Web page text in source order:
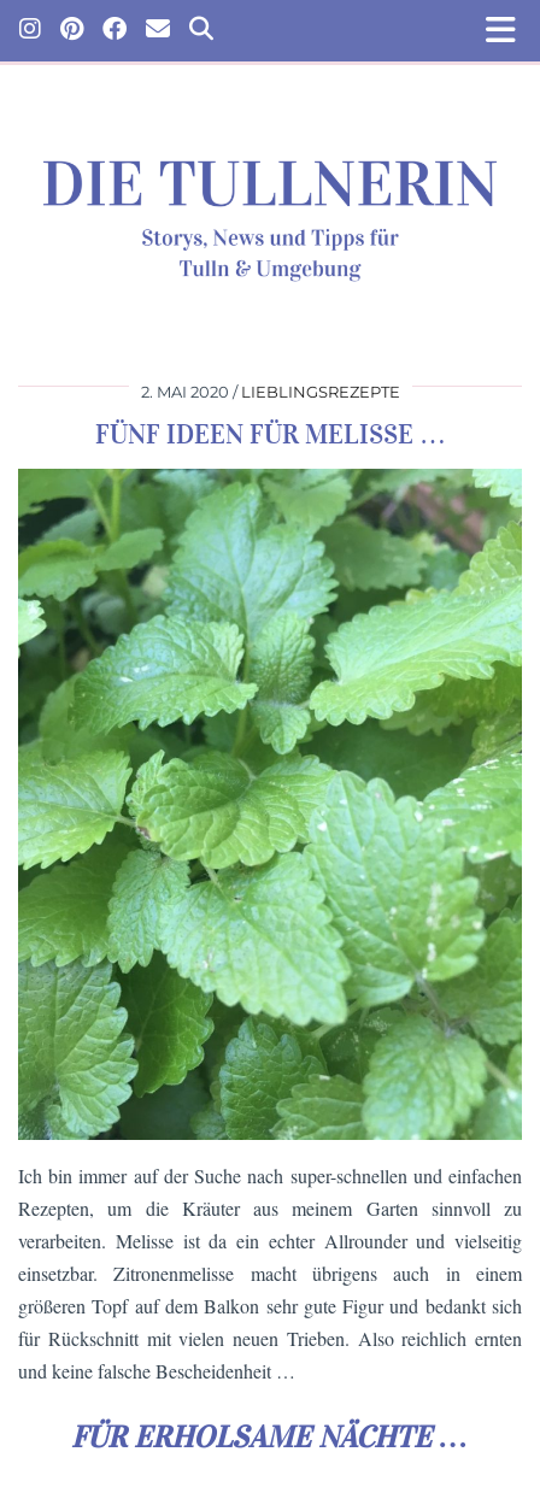
2. MAI 2020 LIEBLINGSREZEPTE
FÜNF IDEEN FÜR MELISSE …
Ich bin immer auf der Suche nach super-schnellen und einfachen
Rezepten, um die Kräuter aus meinem Garten sinnvoll zu
verarbeiten. Melisse ist da ein echter Allrounder und vielseitig
einsetzbar. Zitronenmelisse macht übrigens auch in einem
größeren Topf auf dem Balkon sehr gute Figur und bedankt sich
für Rückschnitt mit vielen neuen Trieben. Also reichlich ernten
und keine falsche Bescheidenheit …
FÜR ERHOLSAME NÄCHTE …